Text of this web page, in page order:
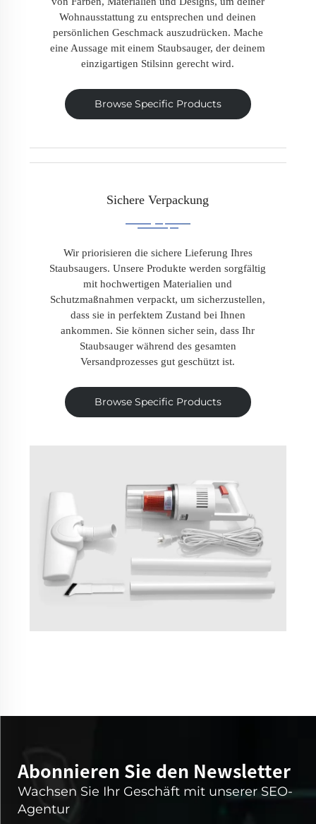
Wohnausstattung zu entsprechen und deinen
persönlichen Geschmack auszudrücken. Mache
eine Aussage mit einem Staubsauger, der deinem
einzigartigen Stilsinn gerecht wird.
Browse Specific Products
Sichere Verpackung
Wir priorisieren die sichere Lieferung Ihres
Staubsaugers. Unsere Produkte werden sorgfältig
mit hochwertigen Materialien und
Schutzmaßnahmen verpackt, um sicherzustellen,
dass sie in perfektem Zustand bei Ihnen
ankommen. Sie können sicher sein, dass Ihr
Staubsauger während des gesamten
Versandprozesses gut geschützt ist.
Browse Specific Products
Abonnieren Sie den Newsletter
Wachsen Sie Ihr Geschäft mit unserer SEO-
Agentur